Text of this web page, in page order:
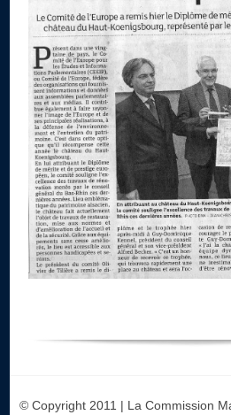
© Copyright 2011 | La Commission